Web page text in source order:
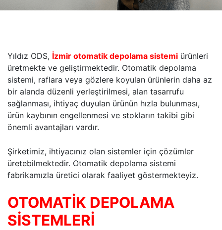
Yıldız ODS, İzmir otomatik depolama sistemi ürünleri
üretmekte ve geliştirmektedir. Otomatik depolama
sistemi, raflara veya gözlere koyulan ürünlerin daha az
bir alanda düzenli yerleştirilmesi, alan tasarrufu
sağlanması, ihtiyaç duyulan ürünün hızla bulunması,
ürün kaybının engellenmesi ve stokların takibi gibi
önemli avantajları vardır.
Şirketimiz, ihtiyacınız olan sistemler için çözümler
üretebilmektedir. Otomatik depolama sistemi
fabrikamızla üretici olarak faaliyet göstermekteyiz.
OTOMATİK DEPOLAMA
SİSTEMLERİ